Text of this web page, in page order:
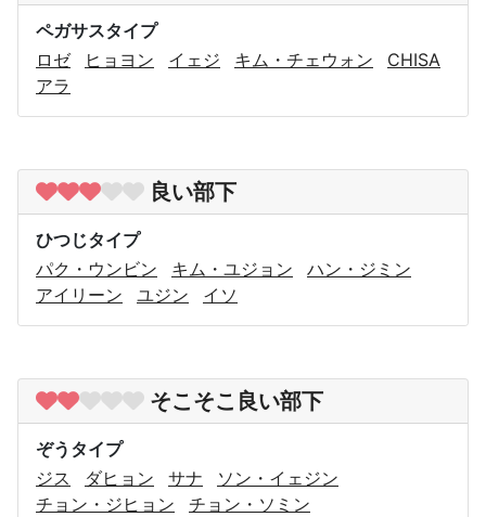
ペガサスタイプ
ロゼ
ヒョヨン イェジ キム・チェウォン
CHISA
アラ
良い部下
ひつじタイプ
パク・ウンビン
キム・ユジョン
ハン・ジミン
アイリーン
ユジン イソ
そこそこ良い部下
ぞうタイプ
ジス
ダヒョン サナ
ソン・イェジン
チョン・ジヒョン
チョン・ソミン